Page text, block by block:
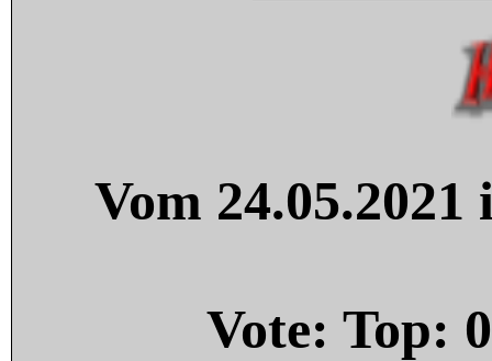
Vom
Vote: Top: 0